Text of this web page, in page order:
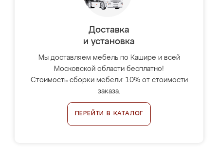
Доставка
и установка
Мы доставляем мебель по Кашире и всей
Московской области бесплатно!
Стоимость сборки мебели: 10% от стоимости
заказа.
ПЕРЕЙТИ В КАТАЛОГ